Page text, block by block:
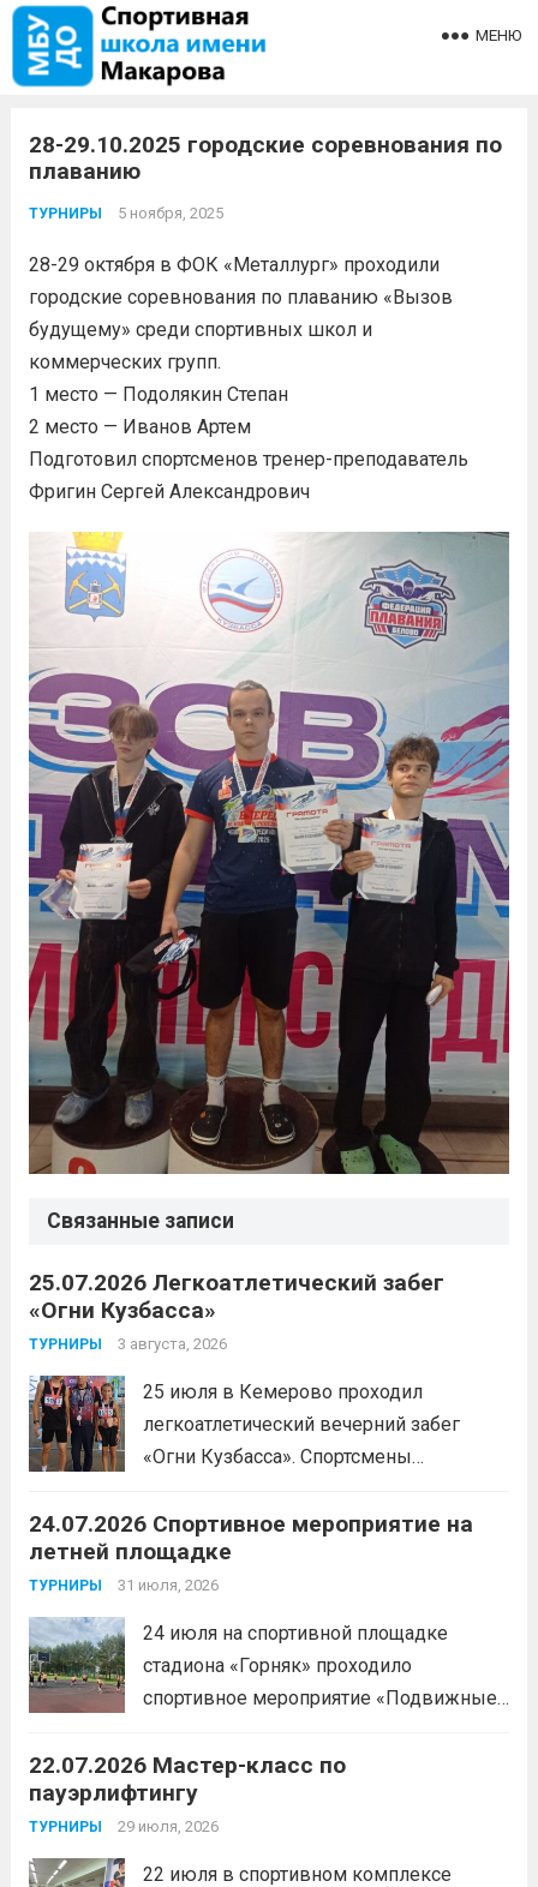
МЕНЮ
28-29.10.2025 городские соревнования по
плаванию
ТУРНИРЫ 5 ноября, 2025
28-29 октября в ФОК «Металлург» проходили
городские соревнования по плаванию «Вызов
будущему» среди спортивных школ и
коммерческих групп.
1 место — Подолякин Степан
2 место — Иванов Артем
Подготовил спортсменов тренер-преподаватель
Фригин Сергей Александрович
Связанные записи
25.07.2026 Легкоатлетический забег
«Огни Кузбасса»
ТУРНИРЫ 3 августа, 2026
25 июля в Кемерово проходил
легкоатлетический вечерний забег
«Огни Кузбасса». Спортсмены
приняли участие в забеге и заняли
следующие призовые места:1 место —
Шабалин Максим, Щербунова Милана,
Всеволод3 место — Табакова
Александра
24.07.2026 Спортивное мероприятие на
летней площадке
ТУРНИРЫ 31 июля, 2026
24 июля на спортивной площадке
стадиона «Горняк» проходило
спортивное мероприятие «Подвижные
«хоккей».Читать дальше
22.07.2026 Мастер-класс по
пауэрлифтингу
ТУРНИРЫ 29 июля, 2026
22 июля в спортивном комплексе